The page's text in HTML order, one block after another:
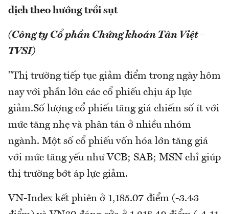
dịch theo hướng trồi sụt
(Công ty Cổ phần Chứng khoán Tân Việt –
TVSI)
"Thị trường tiếp tục giảm điểm trong ngày hôm
nay với phần lớn các cổ phiếu chịu áp lực
giảm.Số lượng cổ phiếu tăng giá chiếm số ít với
mức tăng nhẹ và phân tán ở nhiều nhóm
ngành. Một số cổ phiếu vốn hóa lớn tăng giá
với mức tăng yếu như VCB; SAB; MSN chỉ giúp
thị trường bớt áp lực giảm.
VN-Index kết phiên ở 1,185.07 điểm (-3.43